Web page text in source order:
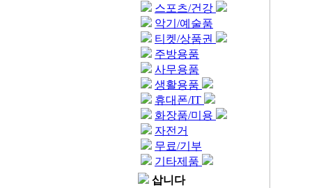
스포츠/건강
악기/예술품
티켓/상품권
주방용품
사무용품
생활용품
휴대폰/IT
화장품/미용
자전거
무료/기부
기타제품
삽니다